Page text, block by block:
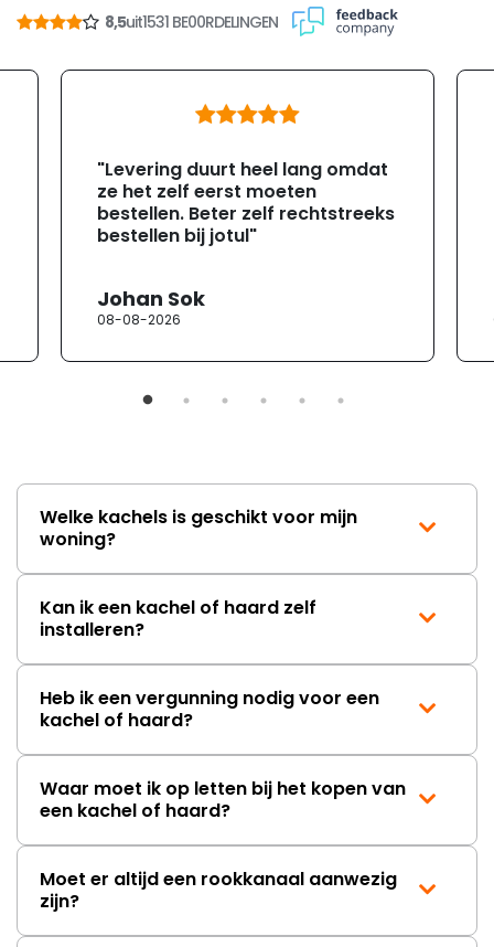
8,5uit1531 BE00RDELINGEN
"Levering duurt heel lang omdat
ze het zelf eerst moeten
bestellen. Beter zelf rechtstreeks
bestellen bij jotul"
Johan Sok
08-08-2026
Welke kachels is geschikt voor mijn
woning?
Kan ik een kachel of haard zelf
installeren?
Heb ik een vergunning nodig voor een
kachel of haard?
Waar moet ik op letten bij het kopen van
een kachel of haard?
Moet er altijd een rookkanaal aanwezig
zijn?